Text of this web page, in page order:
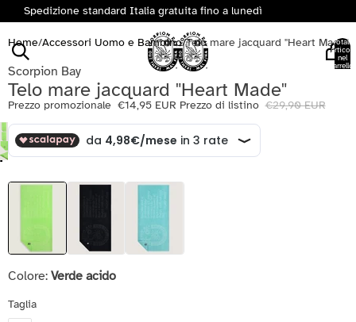
Spedizione standard Italia gratuita fino a lunedì
Totale
articoli
nel
carrello:
Home/Accessori Uomo e Bambino/Telo mare jacquard "Heart Made"
Scorpion Bay
Telo mare jacquard "Heart Made"
Prezzo promozionale €14,95 EUR Prezzo di listino €29,90 EUR
Colore: Verde acido
Taglia